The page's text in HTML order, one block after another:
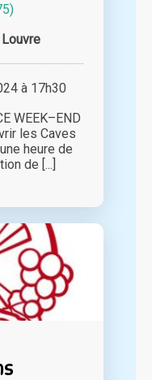
à 17h30
WEEK–END
les Caves
heure de
de [...]